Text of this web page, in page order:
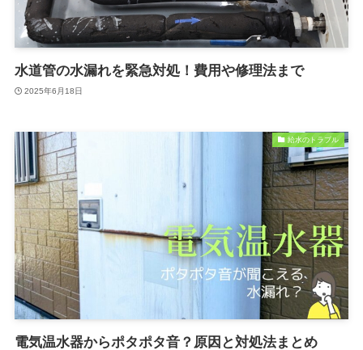
水道管の水漏れを緊急対処！費用や修理法まで
2025年6月18日
給水のトラブル
電気温水器からポタポタ音？原因と対処法まとめ